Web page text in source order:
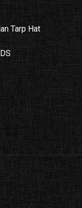
Tarp Hat